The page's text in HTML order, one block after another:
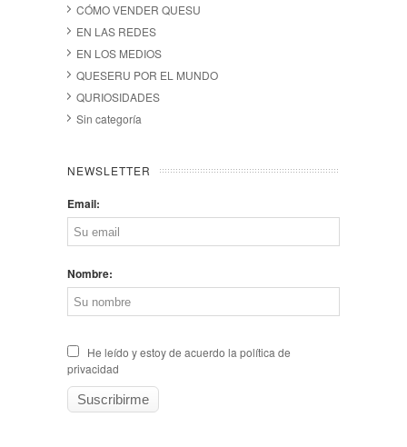
CÓMO VENDER QUESU
EN LAS REDES
EN LOS MEDIOS
QUESERU POR EL MUNDO
QURIOSIDADES
Sin categoría
NEWSLETTER
Email:
Nombre:
He leído y estoy de acuerdo la política de
privacidad